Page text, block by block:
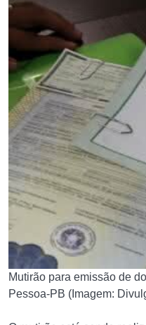
Mutirão para emissão de
Pessoa-PB (Imagem: